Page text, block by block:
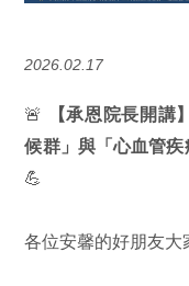
2026.02.17
🚨
【承恩院長開講
候群」與「心血管疾
💪
各位安馨的好朋友